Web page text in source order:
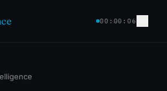
00:00:06